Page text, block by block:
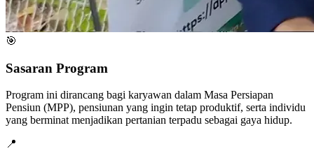
🎯
Sasaran Program
Program ini dirancang bagi karyawan dalam Masa Persiapan
Pensiun (MPP), pensiunan yang ingin tetap produktif, serta individu
yang berminat menjadikan pertanian terpadu sebagai gaya hidup.
📍